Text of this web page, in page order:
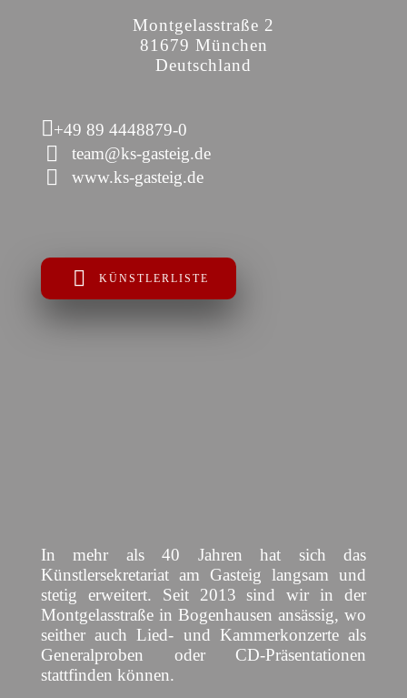
Montgelasstraße 2
81679 München
Deutschland
+49 89 4448879-0
team@ks-gasteig.de
www.ks-gasteig.de
KÜNSTLERLISTE
In mehr als 40 Jahren hat sich das
Künstlersekretariat am Gasteig langsam und
stetig erweitert. Seit 2013 sind wir in der
Montgelasstraße in Bogenhausen ansässig, wo
seither auch Lied- und Kammerkonzerte als
Generalproben oder CD-Präsentationen
stattfinden können.